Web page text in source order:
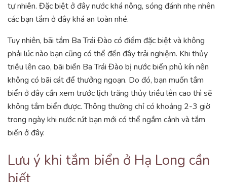
tự nhiên. Đặc biệt ở đây nước khá nông, sóng đánh nhẹ nhên
các bạn tắm ở đây khá an toàn nhé.
Tuy nhiên, bãi tắm Ba Trái Đào có điểm đặc biệt và không
phải lúc nào bạn cũng có thể đến đây trải nghiệm. Khi thủy
triều lên cao, bãi biển Ba Trái Đào bị nước biển phủ kín nên
không có bãi cát để thưởng ngoạn. Do đó, bạn muốn tắm
biển ở đây cần xem trước lịch trăng thủy triều lên cao thì sẽ
không tắm biển được. Thông thường chỉ có khoảng 2-3 giờ
trong ngày khi nước rút bạn mới có thể ngắm cảnh và tắm
biển ở đây.
Lưu ý khi tắm biển ở Hạ Long cần